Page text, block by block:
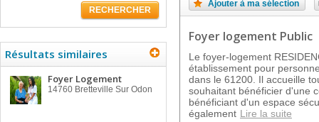
RECHERCHER
Résultats similaires
Foyer Logement
14760 Bretteville Sur Odon
Ajouter à ma sélection
Foyer logement Public
Le foyer-logement
établissement pour
dans le 61200. Il accueille
souhaitant bénéficier d'une
bénéficiant d'un espace
également Lire la suite